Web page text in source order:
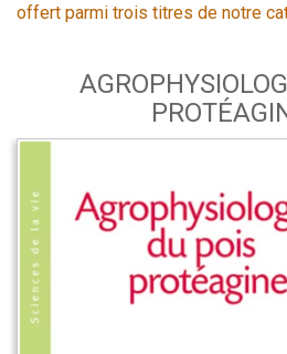
offert parmi trois titres de notre